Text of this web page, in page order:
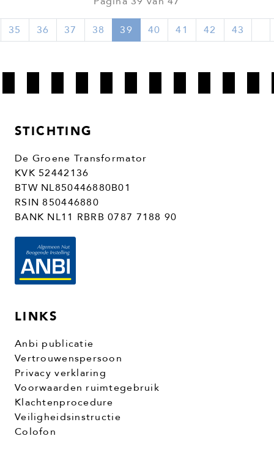
35 36 37 38 39 40 41 42 43
STICHTING
De Groene Transformator
KVK 52442136
BTW NL850446880B01
RSIN 850446880
BANK NL11 RBRB 0787 7188 90
LINKS
Anbi publicatie
Vertrouwenspersoon
Privacy verklaring
Voorwaarden ruimtegebruik
Klachtenprocedure
Veiligheidsinstructie
Colofon